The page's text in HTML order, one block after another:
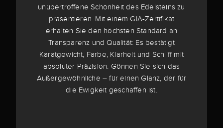
unübertroffene Schönheit des Edelsteins zu
präsentieren. Mit einem GIA-Zertifikat
erhalten Sie den höchsten Standard an
Transparenz und Qualität: Es bestätigt
Karatgewicht, Farbe, Klarheit und Schliff mit
absoluter Präzision. Gönnen Sie sich das
Außergewöhnliche – für einen Glanz, der für
die Ewigkeit geschaffen ist.